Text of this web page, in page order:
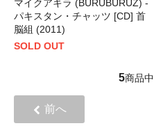
マイクアキラ (BURUBURUZ) -
パキスタン・チャッツ [CD] 首
脳組 (2011)
SOLD OUT
5商品中
前へ